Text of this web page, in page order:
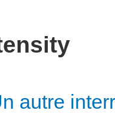
autre